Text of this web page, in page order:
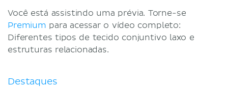
Você está assistindo uma prévia. Torne-se
Premium para acessar o vídeo completo:
Diferentes tipos de tecido conjuntivo laxo e
estruturas relacionadas.
Destaques